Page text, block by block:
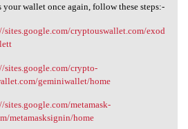
your wallet once again, follow these steps:-
sites.google.com/cryptouswallet.com/exod
sites.google.com/crypto-
geminiwallet/home
sites.google.com/metamask-
metamasksignin/home